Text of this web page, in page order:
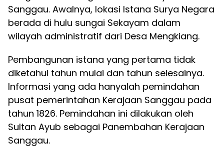
Sanggau. Awalnya, lokasi Istana Surya Negara
berada di hulu sungai Sekayam dalam
wilayah administratif dari Desa Mengkiang.
Pembangunan istana yang pertama tidak
diketahui tahun mulai dan tahun selesainya.
Informasi yang ada hanyalah pemindahan
pusat pemerintahan Kerajaan Sanggau pada
tahun 1826. Pemindahan ini dilakukan oleh
Sultan Ayub sebagai Panembahan Kerajaan
Sanggau.